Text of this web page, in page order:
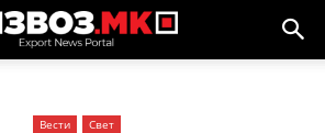
Вести Свет